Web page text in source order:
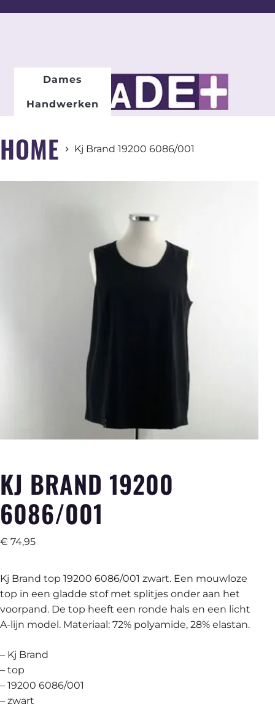
Dames
Handwerken
HOME Kj Brand 19200 6086/001
KJ BRAND 19200
6086/001
€ 74,95
Kj Brand top 19200 6086/001 zwart. Een mouwloze
top in een gladde stof met splitjes onder aan het
voorpand. De top heeft een ronde hals en een licht
A-lijn model. Materiaal: 72% polyamide, 28% elastan.
– Kj Brand
– top
– 19200 6086/001
– zwart